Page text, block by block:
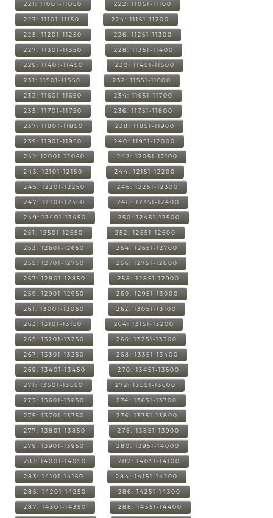
221: 11001-11050 222: 11051-11100
223: 11101-11150 224: 11151-11200
225: 11201-11250 226: 11251-11300
227: 11301-11350 228: 11351-11400
229: 11401-11450 230: 11451-11500
231: 11501-11550 232: 11551-11600
233: 11601-11650 234: 11651-11700
235: 11701-11750 236: 11751-11800
237: 11801-11850 238: 11851-11900
239: 11901-11950 240: 11951-12000
241: 12001-12050 242: 12051-12100
243: 12101-12150 244: 12151-12200
245: 12201-12250 246: 12251-12300
247: 12301-12350 248: 12351-12400
249: 12401-12450 250: 12451-12500
251: 12501-12550 252: 12551-12600
253: 12601-12650 254: 12651-12700
255: 12701-12750 256: 12751-12800
257: 12801-12850 258: 12851-12900
259: 12901-12950 260: 12951-13000
261: 13001-13050 262: 13051-13100
263: 13101-13150 264: 13151-13200
265: 13201-13250 266: 13251-13300
267: 13301-13350 268: 13351-13400
269: 13401-13450 270: 13451-13500
271: 13501-13550 272: 13551-13600
273: 13601-13650 274: 13651-13700
275: 13701-13750 276: 13751-13800
277: 13801-13850 278: 13851-13900
279: 13901-13950 280: 13951-14000
281: 14001-14050 282: 14051-14100
283: 14101-14150 284: 14151-14200
285: 14201-14250 286: 14251-14300
287: 14301-14350 288: 14351-14400